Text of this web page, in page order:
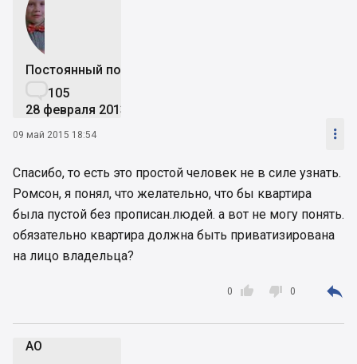
Постоянный пользователь
105
28 февраля 2013
09 май 2015 18:54 
Спасибо, то есть это простой человек не в силе узнать.
Ромсон, я понял, что желательно, что бы квартира
была пустой без прописан.людей. а вот не могу понять.
обязательно квартира должна быть приватизирована
на лицо владельца?

0  0 
AO